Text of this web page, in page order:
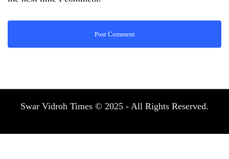
Swar Vidroh Times © 2025 - All Rights Reserved.